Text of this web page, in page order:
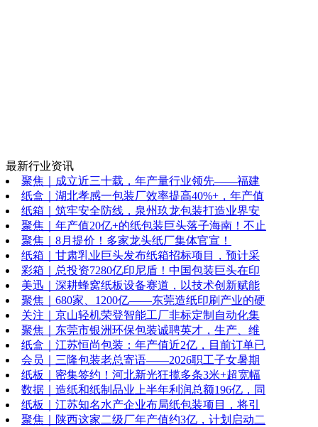
最新行业资讯
聚焦｜成立近三十载，年产量行业领先——福建
纸盒｜湖北孝感一包装厂效率提高40%+，年产值
纸箱｜筑牢安全防线，泉州玖龙包装打造业界安
聚焦｜年产值20亿+的纸包装巨头落子海南！不止
聚焦｜8月提价！多家龙头纸厂集体官宣！
纸箱｜甘肃乳业巨头发布纸箱招标项目，预计采
彩箱｜总投资7280亿印尼盾！中国包装巨头在印
美迅｜深耕蜂窝纸板设备赛道，以技术创新赋能
聚焦｜680家、1200亿——东莞造纸印刷产业的硬
关注｜京山轻机荣登智能工厂非标定制自动化集
聚焦｜东莞市银洲环保包装诚聘英才，生产、维
纸盒｜江苏恒尚包装：年产值近2亿，目前订单已
会员｜三隆包装老总寄语——2026职工子女暑期
纸板｜密集签约！河北新光狂揽多条3米+超宽幅
数据｜造纸和纸制品业上半年利润总额196亿，同
纸板｜江苏知名水产企业布局纸包装项目，将引
聚焦｜陕西这家二级厂年产值约3亿，计划启动二